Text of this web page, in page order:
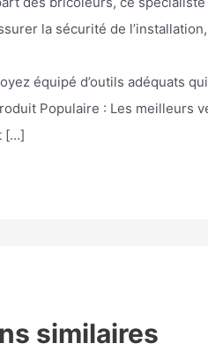
la sécurité de
équipé d’outils adéquats
Populaire : Les meilleurs
[…]
similaires